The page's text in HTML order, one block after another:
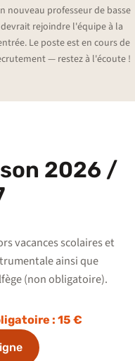
nouveau professeur de basse
devrait rejoindre l'équipe à la
Le poste est en cours de
— restez à l'écoute !
2026 /
vacances scolaires et
ainsi que
(non obligatoire).
: 15 €